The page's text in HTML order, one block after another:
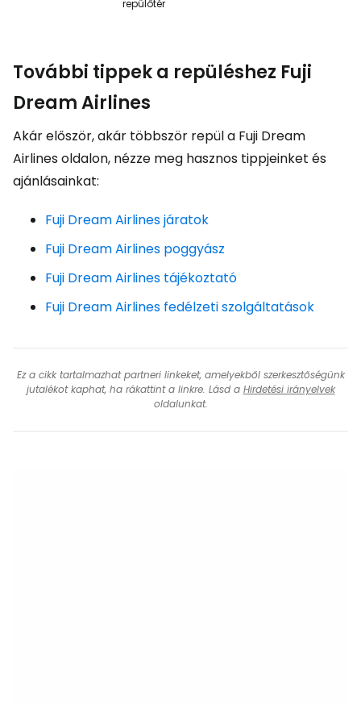
repülőtér
További tippek a repüléshez Fuji
Dream Airlines
Akár először, akár többször repül a Fuji Dream
Airlines oldalon, nézze meg hasznos tippjeinket és
ajánlásainkat:
Fuji Dream Airlines járatok
Fuji Dream Airlines poggyász
Fuji Dream Airlines tájékoztató
Fuji Dream Airlines fedélzeti szolgáltatások
Ez a cikk tartalmazhat partneri linkeket, amelyekből szerkesztőségünk
jutalékot kaphat, ha rákattint a linkre. Lásd a Hirdetési irányelvek
oldalunkat.